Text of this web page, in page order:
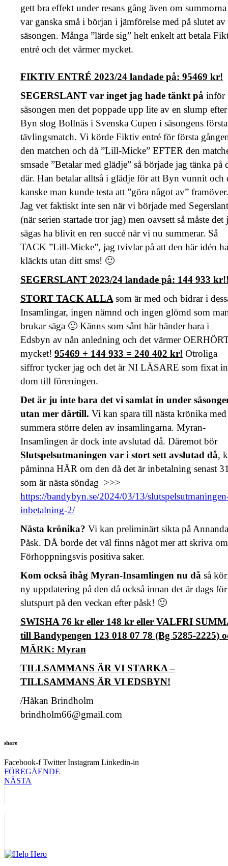
gett bra effekt under resans gång även om summorna
var ganska små i början i jämförelse med på slutet av
säsongen. Många ”lärde sig” helt enkelt att betala
entré och det värmer mycket.
FIKTIV ENTRÉ 2023/24 landade på: 95469 kr!
SEGERSLANT var inget jag hade tänkt på inför
säsongen men det poppade upp lite av en slump
Byn slog Bollnäs i Svenska Cupen i säsongens första
tävlingsmatch. Vi körde Fiktiv entré för första
den matchen och då ”Lill-Micke” EFTER den
smsade ”Betalar med glädje” så började jag tänka på
där. Han betalar alltså i glädje för att Byn vunnit och
kanske man kunde testa att ”göra något av” framöver.
Jag vet faktiskt inte sen när vi började med Segerslant
(när serien startade tror jag) men oavsett så måste det
sägas ha blivit en ren succé när vi nu summerar. Så
TACK ”Lill-Micke”, jag tvivlar på att den här idén
kläckts utan ditt sms! 🙂
SEGERSLANT 2023/24 landade på: 144 933
STORT TACK ALLA som är med och bidrar i
Insamlingar, ingen nämnd och ingen glömd som
brukar säga 🙂 Känns som sånt här händer bara i
Edsbyn av nån anledning och det värmer
mycket! 95469 + 144 933 = 240 402 kr! Otroliga
siffror tycker jag och det är NI LÄSARE som fixat in
dom till föreningen.
Det är ju inte bara det vi samlat in under
utan mer därtill. Vi kan spara till nästa krönika med
summera större delen av insamlingarna. Myran-
Insamlingen är dock inte avslutad då. Däremot bör
Slutspelsutmaningen var i stort sett avslutad då,
påminna HÄR om den då det är inbetalning senast
som är nästa söndag >>>
https://bandybyn.se/2024/03/13/
inbetalning-2/
Nästa krönika? Vi kan preliminärt sikta på
Påsk. DÅ borde det väl finns något mer att skriva
Förhoppningsvis positiva saker.
Kom också ihåg Myran-Insamlingen nu då så
ny uppdatering på den då också innan det är dags för
slutspurt på den veckan efter påsk! 🙂
SWISHA 76 kr eller 148 kr eller VALFRI
till Bandypengen 123 018 07 78 (Bg 5285-2225)
MÄRK: Myran
TILLSAMMANS ÄR VI STARKA –
TILLSAMMANS ÄR VI EDSBYN!
/Håkan Brindholm
brindholm66@gmail.com
share
Facebook-f Twitter Instagram Linkedin-in
FÖREGÅENDE
NÄSTA